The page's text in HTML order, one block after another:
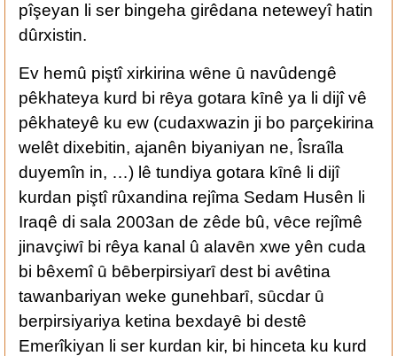
pîşeyan li ser bingeha girêdana neteweyî hatin
dûrxistin.
Ev hemû piştî xirkirina wȇne ȗ navûdengê
pêkhateya kurd bi rȇya gotara kȋnê ya li dijî vê
pêkhateyê ku ew (cudaxwazin ji bo parҫekirina
welêt dixebitin, ajanên biyaniyan ne, Îsraîla
duyemîn in, …) lê tundiya gotara kȋnê li dijî
kurdan piştî rûxandina rejîma Sedam Husên li
Iraqê di sala 2003an de zêde bû, vȇce rejîmê
jinavҫiwȋ bi rêya kanal û alavȇn xwe yên cuda
bi bêxemî ȗ bȇberpirsiyarȋ dest bi avêtina
tawanbariyan weke gunehbarȋ, sȗcdar ȗ
berpirsiyariya ketina bexdayȇ bi destê
Emerîkiyan li ser kurdan kir, bi hinceta ku kurd